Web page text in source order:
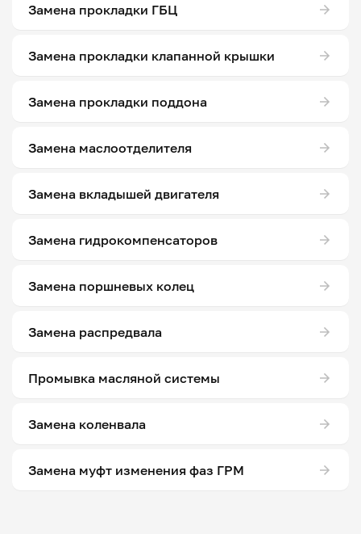
Замена прокладки ГБЦ
Замена прокладки клапанной крышки
Замена прокладки поддона
Замена маслоотделителя
Замена вкладышей двигателя
Замена гидрокомпенсаторов
Замена поршневых колец
Замена распредвала
Промывка масляной системы
Замена коленвала
Замена муфт изменения фаз ГРМ